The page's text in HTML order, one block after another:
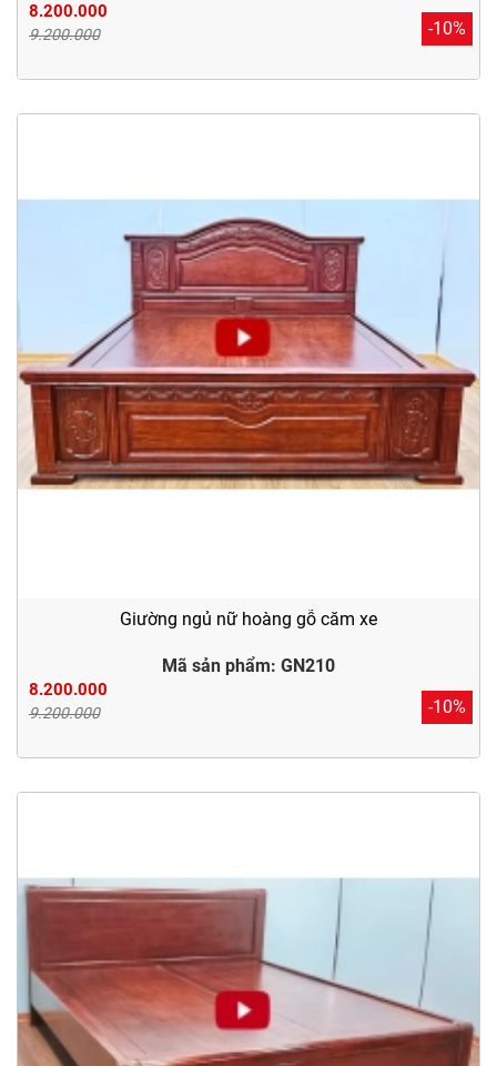
8.200.000
9.200.000 -10%
Giường ngủ nữ hoàng gỗ căm xe
Mã sản phẩm: GN210
8.200.000
9.200.000 -10%